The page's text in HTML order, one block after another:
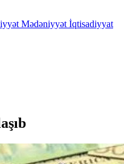
Mədəniyyət İqtisadiyyat